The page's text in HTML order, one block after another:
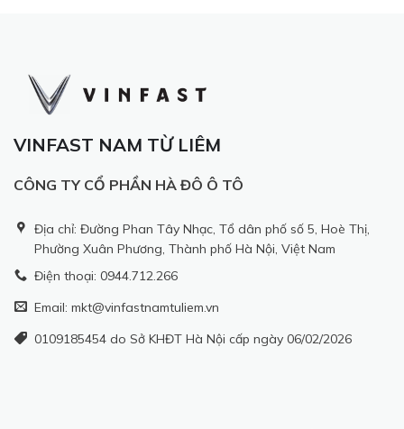
VINFAST NAM TỪ LIÊM
CÔNG TY CỔ PHẦN HÀ ĐÔ Ô TÔ
Địa chỉ: Đường Phan Tây Nhạc, Tổ dân phố số 5, Hoè Thị,
Phường Xuân Phương, Thành phố Hà Nội, Việt Nam
Điện thoại: 0944.712.266
Email: mkt@vinfastnamtuliem.vn
0109185454 do Sở KHĐT Hà Nội cấp ngày 06/02/2026